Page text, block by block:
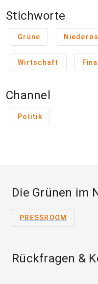
Stichworte
Grüne
Wirtschaft
Channel
Politik
Die Grünen im
PRESSROOM
Rückfragen &